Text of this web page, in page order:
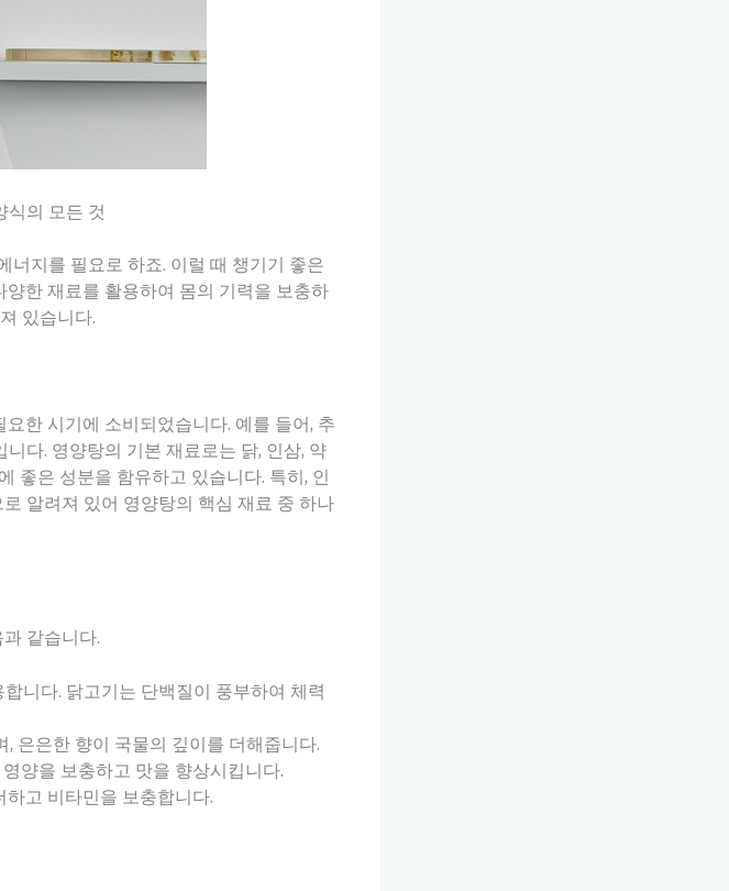
식의 모든 것
너지를 필요로 하죠. 이럴 때 챙기기 좋은
한 재료를 활용하여 몸의 기력을 보충하
있습니다.
한 시기에 소비되었습니다. 예를 들어, 추
다. 영양탕의 기본 재료로는 닭, 인삼, 약
좋은 성분을 함유하고 있습니다. 특히, 인
알려져 있어 영양탕의 핵심 재료 중 하나
같습니다.
니다. 닭고기는 단백질이 풍부하여 체력
은은한 향이 국물의 깊이를 더해줍니다.
양을 보충하고 맛을 향상시킵니다.
하고 비타민을 보충합니다.